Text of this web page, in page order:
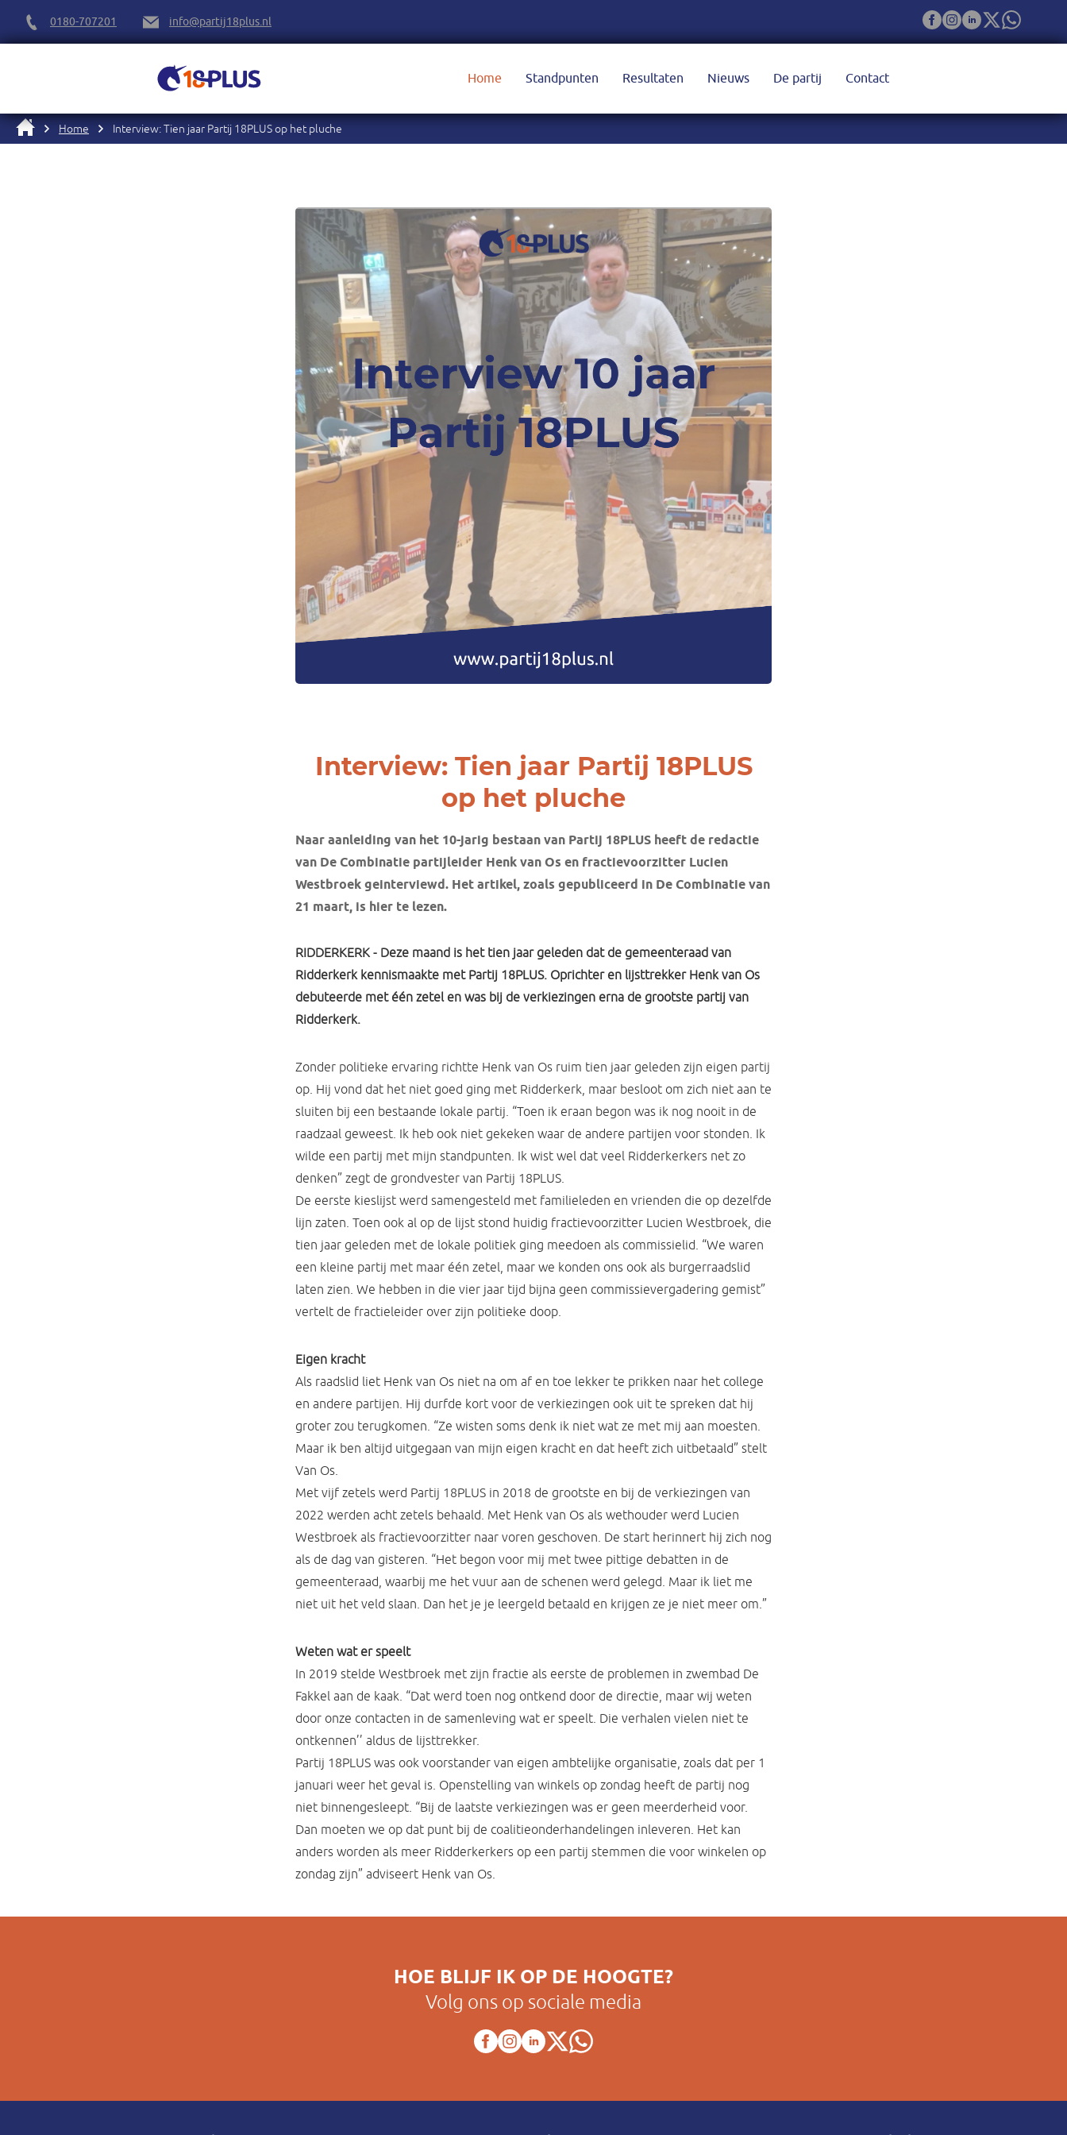
0180-707201 info@partij18plus.nl
Home Standpunten Resultaten Nieuws De partij Contact
Home Interview: Tien jaar Partij 18PLUS op het pluche
Interview: Tien jaar Partij 18PLUS
op het pluche
Naar aanleiding van het 10-jarig bestaan van Partij 18PLUS heeft de redactie
van De Combinatie partijleider Henk van Os en fractievoorzitter Lucien
Westbroek geinterviewd. Het artikel, zoals gepubliceerd in De Combinatie van
21 maart, is hier te lezen.
RIDDERKERK - Deze maand is het tien jaar geleden dat de gemeenteraad van
Ridderkerk kennismaakte met Partij 18PLUS. Oprichter en lijsttrekker Henk van Os
debuteerde met één zetel en was bij de verkiezingen erna de grootste partij van
Ridderkerk.
Zonder politieke ervaring richtte Henk van Os ruim tien jaar geleden zijn eigen partij
op. Hij vond dat het niet goed ging met Ridderkerk, maar besloot om zich niet aan te
sluiten bij een bestaande lokale partij. “Toen ik eraan begon was ik nog nooit in de
raadzaal geweest. Ik heb ook niet gekeken waar de andere partijen voor stonden. Ik
wilde een partij met mijn standpunten. Ik wist wel dat veel Ridderkerkers net zo
denken” zegt de grondvester van Partij 18PLUS.
De eerste kieslijst werd samengesteld met familieleden en vrienden die op dezelfde
lijn zaten. Toen ook al op de lijst stond huidig fractievoorzitter Lucien Westbroek, die
tien jaar geleden met de lokale politiek ging meedoen als commissielid. “We waren
een kleine partij met maar één zetel, maar we konden ons ook als burgerraadslid
laten zien. We hebben in die vier jaar tijd bijna geen commissievergadering gemist”
vertelt de fractieleider over zijn politieke doop.
Eigen kracht
Als raadslid liet Henk van Os niet na om af en toe lekker te prikken naar het college
en andere partijen. Hij durfde kort voor de verkiezingen ook uit te spreken dat hij
groter zou terugkomen. “Ze wisten soms denk ik niet wat ze met mij aan moesten.
Maar ik ben altijd uitgegaan van mijn eigen kracht en dat heeft zich uitbetaald” stelt
Van Os.
Met vijf zetels werd Partij 18PLUS in 2018 de grootste en bij de verkiezingen van
2022 werden acht zetels behaald. Met Henk van Os als wethouder werd Lucien
Westbroek als fractievoorzitter naar voren geschoven. De start herinnert hij zich nog
als de dag van gisteren. “Het begon voor mij met twee pittige debatten in de
gemeenteraad, waarbij me het vuur aan de schenen werd gelegd. Maar ik liet me
niet uit het veld slaan. Dan het je je leergeld betaald en krijgen ze je niet meer om.”
Weten wat er speelt
In 2019 stelde Westbroek met zijn fractie als eerste de problemen in zwembad De
Fakkel aan de kaak. “Dat werd toen nog ontkend door de directie, maar wij weten
door onze contacten in de samenleving wat er speelt. Die verhalen vielen niet te
ontkennen’’ aldus de lijsttrekker.
Partij 18PLUS was ook voorstander van eigen ambtelijke organisatie, zoals dat per 1
januari weer het geval is. Openstelling van winkels op zondag heeft de partij nog
niet binnengesleept. “Bij de laatste verkiezingen was er geen meerderheid voor.
Dan moeten we op dat punt bij de coalitieonderhandelingen inleveren. Het kan
anders worden als meer Ridderkerkers op een partij stemmen die voor winkelen op
zondag zijn” adviseert Henk van Os.
HOE BLIJF IK OP DE HOOGTE?
Volg ons op sociale media